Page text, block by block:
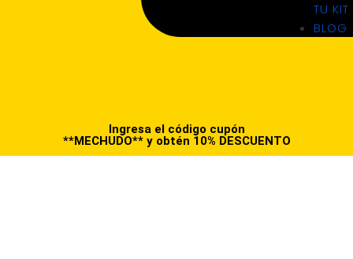
TU KIT
BLOG
Ingresa el código cupón
**MECHUDO** y obtén 10% DESCUENTO